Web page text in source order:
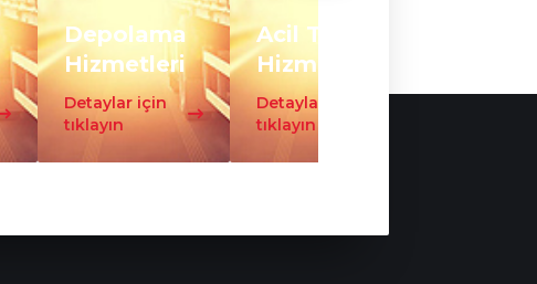
Depolama
Hizmetleri
Detaylar için
tıklayın
Acil Taşıma
Hizmeti
Detaylar için
tıklayın